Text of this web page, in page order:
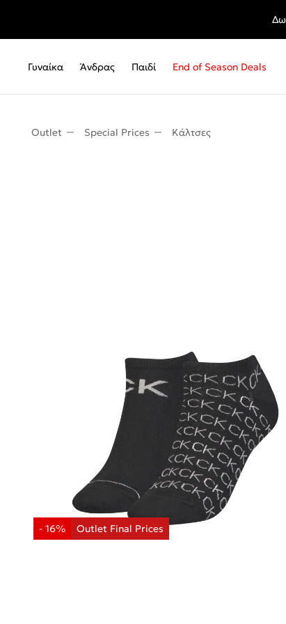
Γυναίκα Άνδρας Παιδί End of Season Deals
Outlet Special Prices Κάλτσες